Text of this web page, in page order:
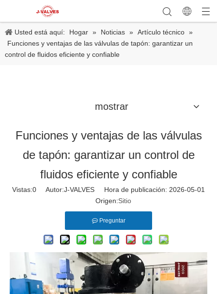
Usted está aquí: Hogar » Noticias » Artículo técnico »
Funciones y ventajas de las válvulas de tapón: garantizar un
control de fluidos eficiente y confiable
mostrar
Funciones y ventajas de las válvulas
de tapón: garantizar un control de
fluidos eficiente y confiable
Vistas:0 Autor:J-VALVES Hora de publicación: 2026-05-01
Origen:Sitio
Preguntar